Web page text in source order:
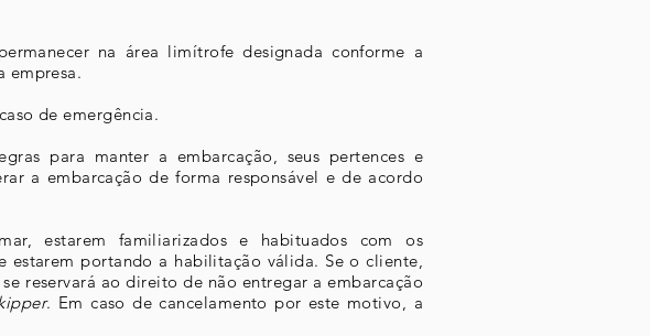
na área limítrofe designada conforme a
empresa.
de emergência.
para manter a embarcação, seus pertences e
a embarcação de forma responsável e de acordo
estarem familiarizados e habituados com os
estarem portando a habilitação válida. Se o cliente,
reservará ao direito de não entregar a embarcação
. Em caso de cancelamento por este motivo, a